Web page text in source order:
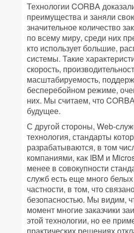
Технологии CORBA
преимущества и заняли
значительное количество
по всему миру, среди них
кто использует большие,
системы. Такие
скорость,
масштабируемость,
бесперебойном режиме,
них. Мы считаем, что
будущее.
С другой стороны, Web-
технология, стандарты
разрабатываются, в том
компаниями, как IBM и
менее в совокупности
служб есть еще много
частности, в том, что
безопасностью. Мы видим,
момент многие заказчики
этой технологии, но ее